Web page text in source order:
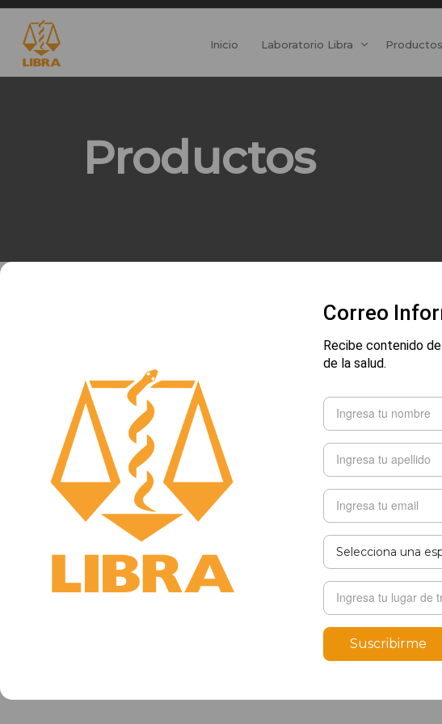
Inicio Laboratorio Libra Productos
Productos
Correo
Recibe contenido
de la salud.
Suscribirme